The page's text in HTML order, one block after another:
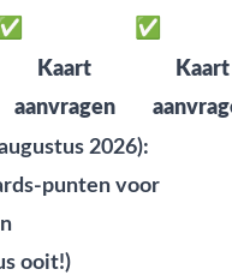
✅
✅
Kaart
aanvragen
Kaart
2026):
voor
ooit!)